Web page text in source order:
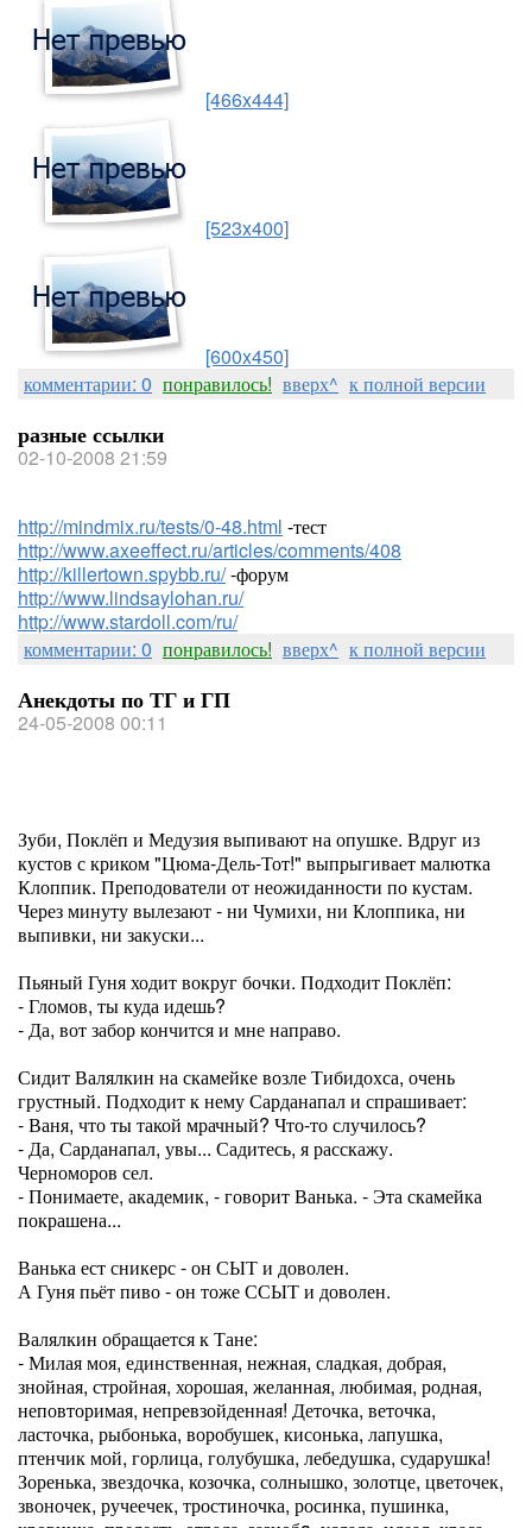
[466x444]
[523x400]
[600x450]
комментарии: 0 понравилось! вверх^ к полной версии
разные ссылки
02-10-2008 21:59
http://mindmix.ru/tests/0-48.html -тест
http://www.axeeffect.ru/articles/comments/408
http://killertown.spybb.ru/-форум
http://www.lindsaylohan.ru/
http://www.stardoll.com/ru/
комментарии: 0 понравилось! вверх^ к полной версии
Анекдоты по ТГ и ГП
24-05-2008 00:11
Зуби, Поклёп и Медузия выпивают на опушке. Вдруг из
кустов с криком "Цюма-Дель-Тот!" выпрыгивает малютка
Клоппик. Преподователи от неожиданности по кустам.
Через минуту вылезают - ни Чумихи, ни Клоппика, ни
выпивки, ни закуски...
Пьяный Гуня ходит вокруг бочки. Подходит Поклёп:
- Гломов, ты куда идешь?
- Да, вот забор кончится и мне направо.
Сидит Валялкин на скамейке возле Тибидохса, очень
грустный. Подходит к нему Сарданапал и спрашивает:
- Ваня, что ты такой мрачный? Что-то случилось?
- Да, Сарданапал, увы... Садитесь, я расскажу.
Черноморов сел.
- Понимаете, академик, - говорит Ванька. - Эта скамейка
покрашена...
Ванька ест сникерс - он СЫТ и доволен.
А Гуня пьёт пиво - он тоже ССЫТ и доволен.
Валялкин обращается к Тане:
- Милая моя, единственная, нежная, сладкая, добрая,
знойная, стройная, хорошая, желанная, любимая, родная,
неповторимая, непревзойденная! Деточка, веточка,
ласточка, рыбонька, воробушек, кисонька, лапушка,
птенчик мой, горлица, голубушка, лебедушка, сударушка!
Зоренька, звездочка, козочка, солнышко, золотце, цветочек,
звоночек, ручеечек, тростиночка, росинка, пушинка,